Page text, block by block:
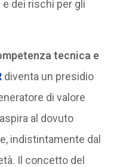
dei rischi per gli
tecnica e
diventa un presidio
di valore
al dovuto
indistintamente dal
Il concetto del